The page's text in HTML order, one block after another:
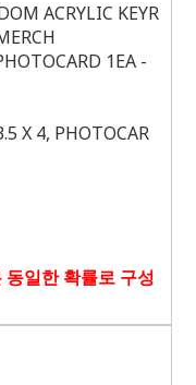
ACRYLIC KEYR
1EA -
X 4, PHOTOCAR
일한 확률로 구성